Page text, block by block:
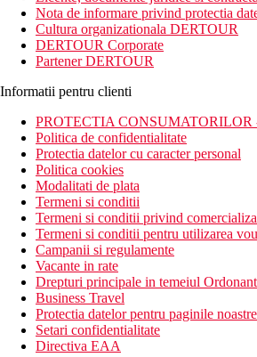
Distanta
4 km distanta de Aeroportul
150 m distanta de Restaurantul El
Descrierea camerei
Camera dubla: aer conditionat
Alte tipuri de camere (daca nu se
Camera tripla: spatioasa
Family room: camere la etajul 1,
Descrierea hotelului
Hotelul dispune de:
receptie deschisa non stop
32 de camere
restaurant
snack bar
piscina
sezlonguri si umbrele gratuite
gradina
Nota de informare privind protectia
Cultura organizationala DERTOUR
DERTOUR Corporate
Partener DERTOUR
Informatii pentru clienti
PROTECTIA CONSUMATORILOR
Politica de confidentialitate
Protectia datelor cu caracter personal
Politica cookies
Modalitati de plata
Termeni si conditii
Termeni si conditii privind
Termeni si conditii pentru utilizarea
Campanii si regulamente
Vacante in rate
Drepturi principale in temeiul
Business Travel
Protectia datelor pentru paginile
Setari confidentialitate
Directiva EAA